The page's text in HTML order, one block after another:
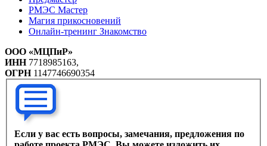
РМЭС Мастер
Магия прикосновений
Онлайн-тренинг Знакомство
ООО «МЦПиР»
ИНН7718985163,
ОГРН1147746690354
Если у вас есть вопросы, замечания, предложения по